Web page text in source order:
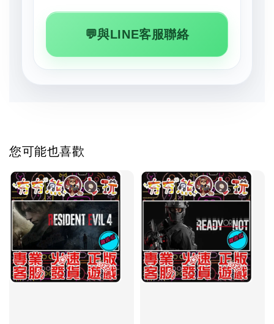
💬與LINE客服聯絡
您可能也喜歡